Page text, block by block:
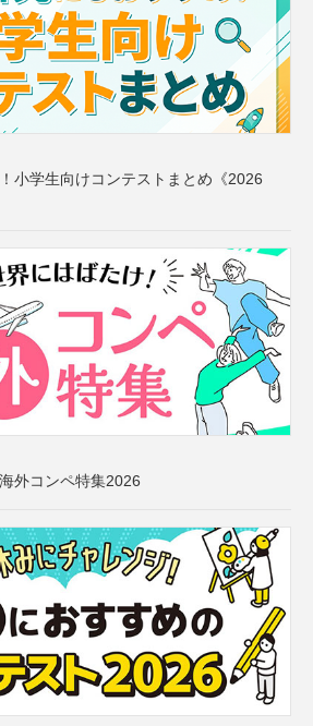
小学生向けコンテストまとめ《2026
外コンペ特集2026